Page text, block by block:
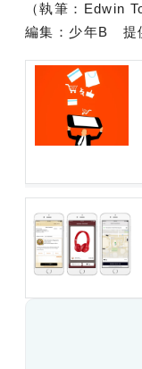
（執筆：
編集：少年B 提